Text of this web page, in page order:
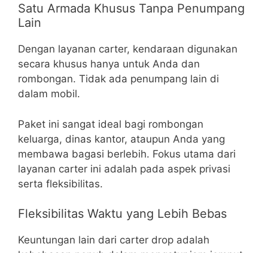
Satu Armada Khusus Tanpa Penumpang
Lain
Dengan layanan carter, kendaraan digunakan
secara khusus hanya untuk Anda dan
rombongan. Tidak ada penumpang lain di
dalam mobil.
Paket ini sangat ideal bagi rombongan
keluarga, dinas kantor, ataupun Anda yang
membawa bagasi berlebih. Fokus utama dari
layanan carter ini adalah pada aspek privasi
serta fleksibilitas.
Fleksibilitas Waktu yang Lebih Bebas
Keuntungan lain dari carter drop adalah